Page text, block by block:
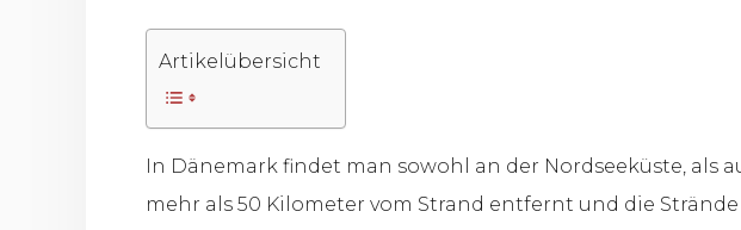
Artikelübersicht
In Dänemark findet man sowohl an der Nordseeküste, als
mehr als 50 Kilometer vom Strand entfernt und die